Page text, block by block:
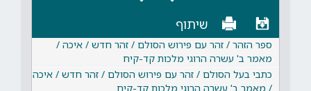
שיתוף
ספר הזהר / זהר עם פירוש הסולם / זהר חדש / איכה /
מאמר ב' עשרה הרוגי מלכות קד-קיח
כתבי בעל הסולם / זהר עם פירוש הסולם / זהר חדש / איכה
/ מאמר ב' עשרה הרוגי מלכות קד-קיח